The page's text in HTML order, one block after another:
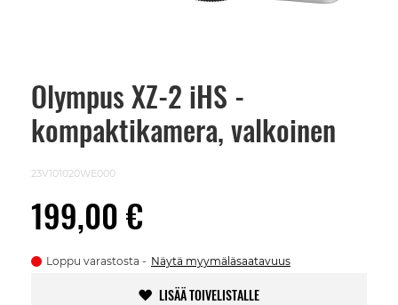
Olympus XZ-2 iHS -
kompaktikamera, valkoinen
23V101020WE000
199,00 €
Loppu varastosta Näytä myymäläsaatavuus
LISÄÄ TOIVELISTALLE
Skip
beginning
images